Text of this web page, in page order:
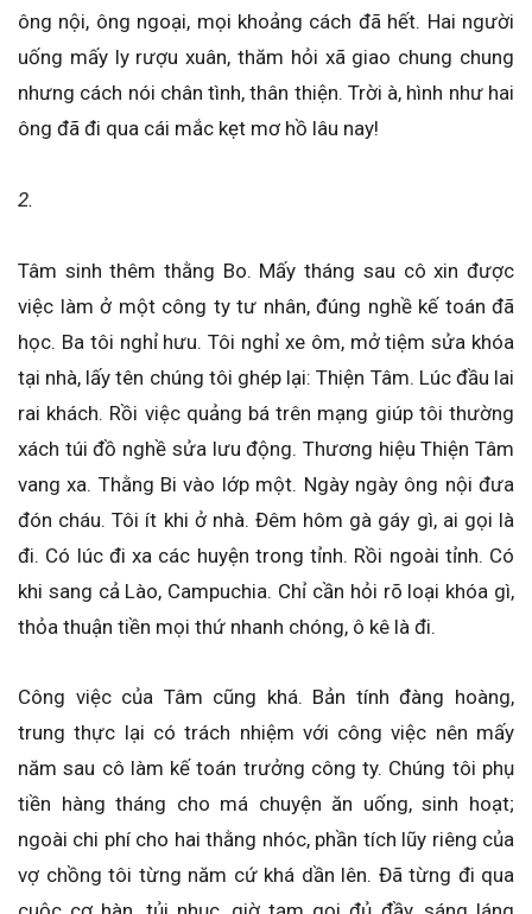
ông nội, ông ngoại, mọi khoảng cách đã hết. Hai người
uống mấy ly rượu xuân, thăm hỏi xã giao chung chung
nhưng cách nói chân tình, thân thiện. Trời à, hình như hai
ông đã đi qua cái mắc kẹt mơ hồ lâu nay!
2.
Tâm sinh thêm thằng Bo. Mấy tháng sau cô xin được
việc làm ở một công ty tư nhân, đúng nghề kế toán đã
học. Ba tôi nghỉ hưu. Tôi nghỉ xe ôm, mở tiệm sửa khóa
tại nhà, lấy tên chúng tôi ghép lại: Thiện Tâm. Lúc đầu lai
rai khách. Rồi việc quảng bá trên mạng giúp tôi thường
xách túi đồ nghề sửa lưu động. Thương hiệu Thiện Tâm
vang xa. Thằng Bi vào lớp một. Ngày ngày ông nội đưa
đón cháu. Tôi ít khi ở nhà. Đêm hôm gà gáy gì, ai gọi là
đi. Có lúc đi xa các huyện trong tỉnh. Rồi ngoài tỉnh. Có
khi sang cả Lào, Campuchia. Chỉ cần hỏi rõ loại khóa gì,
thỏa thuận tiền mọi thứ nhanh chóng, ô kê là đi.
Công việc của Tâm cũng khá. Bản tính đàng hoàng,
trung thực lại có trách nhiệm với công việc nên mấy
năm sau cô làm kế toán trưởng công ty. Chúng tôi phụ
tiền hàng tháng cho má chuyện ăn uống, sinh hoạt;
ngoài chi phí cho hai thằng nhóc, phần tích lũy riêng của
vợ chồng tôi từng năm cứ khá dần lên. Đã từng đi qua